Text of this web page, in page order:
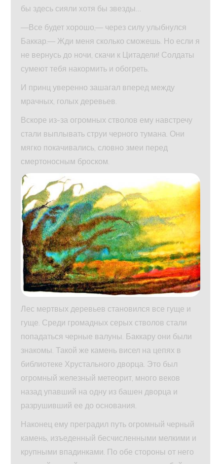
бы здесь сияли хотя бы звезды…
—Все будет хорошо,— через силу улыбнулся
Баккар.— Жди меня сколько сможешь. Но если я
не вернусь до ночи, скачи к Цитадели! Солдаты
сумеют тебя накормить и обогреть.
И принц уверенно зашагал вперед между
мрачных, голых деревьев.
Вскоре из-за огромных стволов ему навстречу
стали выплывать струи черного тумана. Они
мягко покачивались, словно змеи перед
смертоносным броском.
Лес мертвых деревьев становился все гуще и
гуще. Среди громадных серых стволов стали
попадаться черные валуны. Баккару они были
знакомы. Такой же камень висел на цепях в
библиотеке Хрустального дворца. Это был
огромный железный метеорит, много веков
назад упавший на одну из башен дворца и
разрушивший ее до основания.
Наконец ему преградил путь огромный черный
камень, изъеденный бесчисленными мелкими и
крупными впадинками. По обе стороны от него